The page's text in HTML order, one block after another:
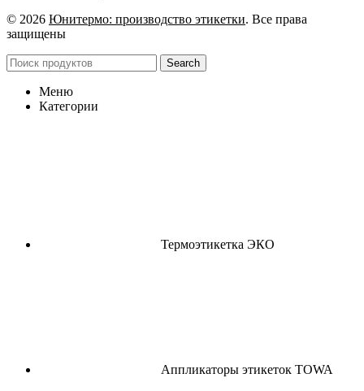
© 2026 Юнитермо: производство этикетки. Все права
защищены
Search
Меню
Категории
Термоэтикетка ЭКО
Аппликаторы этикеток TOWA